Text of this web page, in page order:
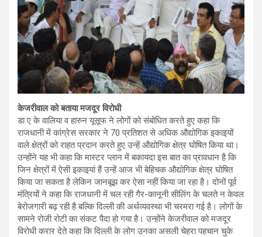
केजरीवाल को बताया मजदूर विरोधी
डा ए के वालिया व हारुन यूसूफ ने लोगों को संबोधित करते हुए कहा कि
राजधानी में कांग्रेस सरकार ने 70 प्रतिशत से अधिक औद्योगिक इकाइयों
वाले क्षेत्रों को राहत प्रदान करते हुए उन्हें औद्योगिक क्षेत्र घोषित किया था।
उन्होंने यह भी कहा कि मास्टर प्लान में बकायदा इस बात का प्रावधान है कि
जिन क्षेत्रों में ऐसी इकाइयां हैं उन्हें आज भी बेहिचक औद्योगिक क्षेत्र घोषित
किया जा सकता है लेकिन जानबूझ कर ऐसा नहीं किया जा रहा है। दोनों पूर्व
मंत्रियों ने कहा कि राजधानी में चल रही गैर-कानूनी सीलिंग के चलते न केवल
बेरोजगारी बढ़ रही है बल्कि दिल्ली की अर्थव्यवस्था भी चरमरा गई है। लोगों के
सामने रोजी रोटी का संकट पैदा हो गया है। उन्होंने केजरीवाल को मजदूर
विरोधी करार देते कहा कि दिल्ली के लोग उनका असली चेहरा पहचान चुके